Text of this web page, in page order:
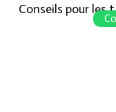
Conseils pour les